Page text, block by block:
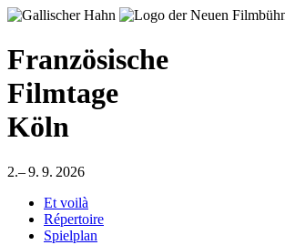
Französische
Filmtage
Köln
2.– 9. 9. 2026
Et voilà
Répertoire
Spielplan